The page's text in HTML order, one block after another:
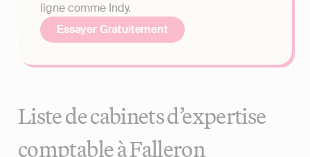
ligne comme Indy.
Essayer Gratuitement
Liste de cabinets d’expertise
comptable à Falleron